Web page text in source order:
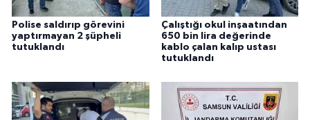
Polise saldırıp görevini
yaptırmayan 2 şüpheli
tutuklandı
Çalıştığı okul inşaatından
650 bin lira değerinde
kablo çalan kalıp ustası
tutuklandı